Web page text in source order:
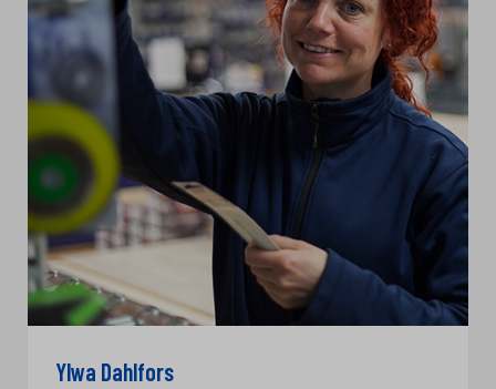
Ylwa Dahlfors